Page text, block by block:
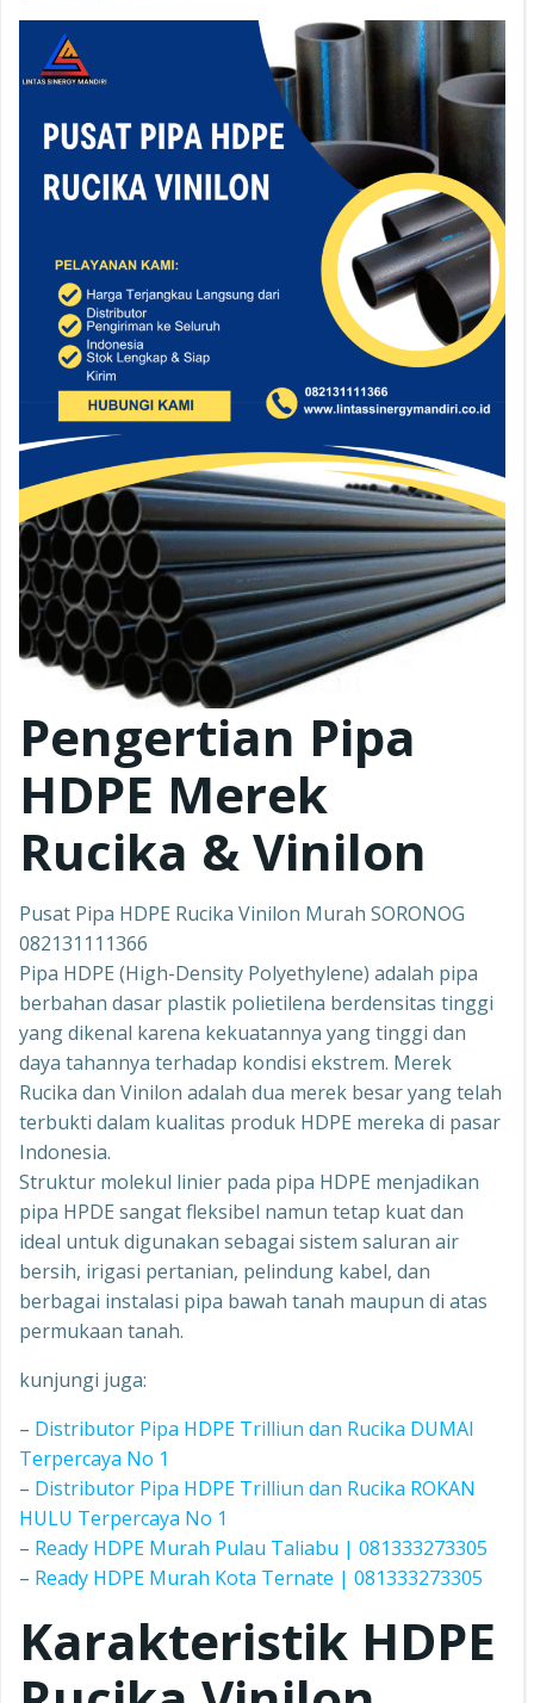
Pengertian Pipa
HDPE Merek
Rucika & Vinilon
Pusat Pipa HDPE Rucika Vinilon Murah SORONOG
082131111366
Pipa HDPE (High-Density Polyethylene) adalah pipa
berbahan dasar plastik polietilena berdensitas tinggi
yang dikenal karena kekuatannya yang tinggi dan
daya tahannya terhadap kondisi ekstrem. Merek
Rucika dan Vinilon adalah dua merek besar yang telah
terbukti dalam kualitas produk HDPE mereka di pasar
Indonesia.
Struktur molekul linier pada pipa HDPE menjadikan
pipa HPDE sangat fleksibel namun tetap kuat dan
ideal untuk digunakan sebagai sistem saluran air
bersih, irigasi pertanian, pelindung kabel, dan
berbagai instalasi pipa bawah tanah maupun di atas
permukaan tanah.
kunjungi juga:
– Distributor Pipa HDPE Trilliun dan Rucika DUMAI
Terpercaya No 1
– Distributor Pipa HDPE Trilliun dan Rucika ROKAN
HULU Terpercaya No 1
– Ready HDPE Murah Pulau Taliabu | 081333273305
– Ready HDPE Murah Kota Ternate | 081333273305
Karakteristik HDPE